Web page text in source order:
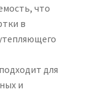
что
в
для
и